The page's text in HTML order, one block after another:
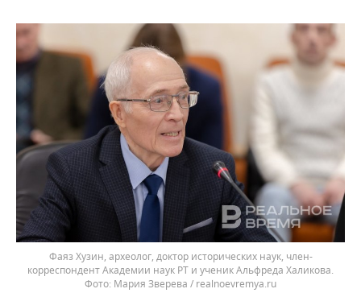
Фаяз Хузин, археолог, доктор исторических наук, член-
корреспондент Академии наук РТ и ученик Альфреда Халикова.
Мария Зверева / realnoevremya.ru